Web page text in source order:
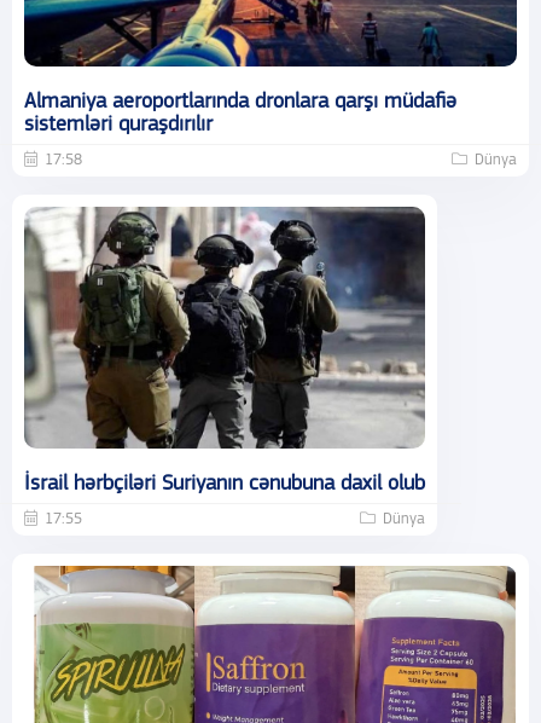
Almaniya aeroportlarında dronlara qarşı müdafiə
sistemləri quraşdırılır
17:58 Dünya
İsrail hərbçiləri Suriyanın cənubuna daxil olub
17:55 Dünya